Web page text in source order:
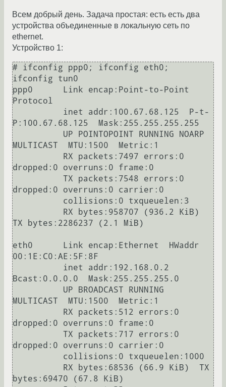
Всем добрый день. Задача простая: есть есть два
устройства объединенные в локальную сеть по
ethernet.
Устройство 1:
# ifconfig ppp0; ifconfig eth0;
ifconfig tun0
ppp0      Link encap:Point-to-Point
Protocol
P:100.67.68.125  Mask:255.255.255.255
MULTICAST  MTU:1500  Metric:1
dropped:0 overruns:0 frame:0
dropped:0 overruns:0 carrier:0
TX bytes:2286237 (2.1 MiB)
eth0      Link encap:Ethernet  HWaddr
00:1E:C0:AE:5F:8F
Bcast:0.0.0.0  Mask:255.255.255.0
MULTICAST  MTU:1500  Metric:1
dropped:0 overruns:0 frame:0
dropped:0 overruns:0 carrier:0
bytes:69470 (67.8 KiB)